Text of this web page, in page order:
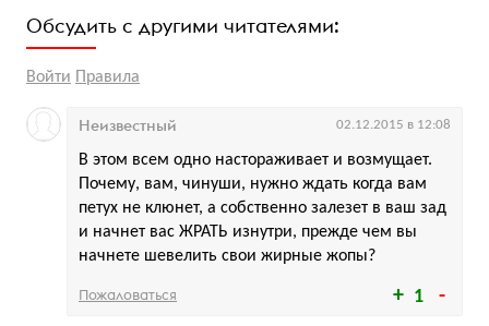
Обсудить с другими читателями:
Войти Правила
1
В этом всем одно настораживает и возмущает.
Почему, вам, чинуши, нужно ждать когда вам
петух не клюнет, а собственно залезет в ваш зад
и начнет вас ЖРАТЬ изнутри, прежде чем вы
начнете шевелить свои жирные жопы?
Неизвестный 02.12.2015 в 12:08
Пожаловаться